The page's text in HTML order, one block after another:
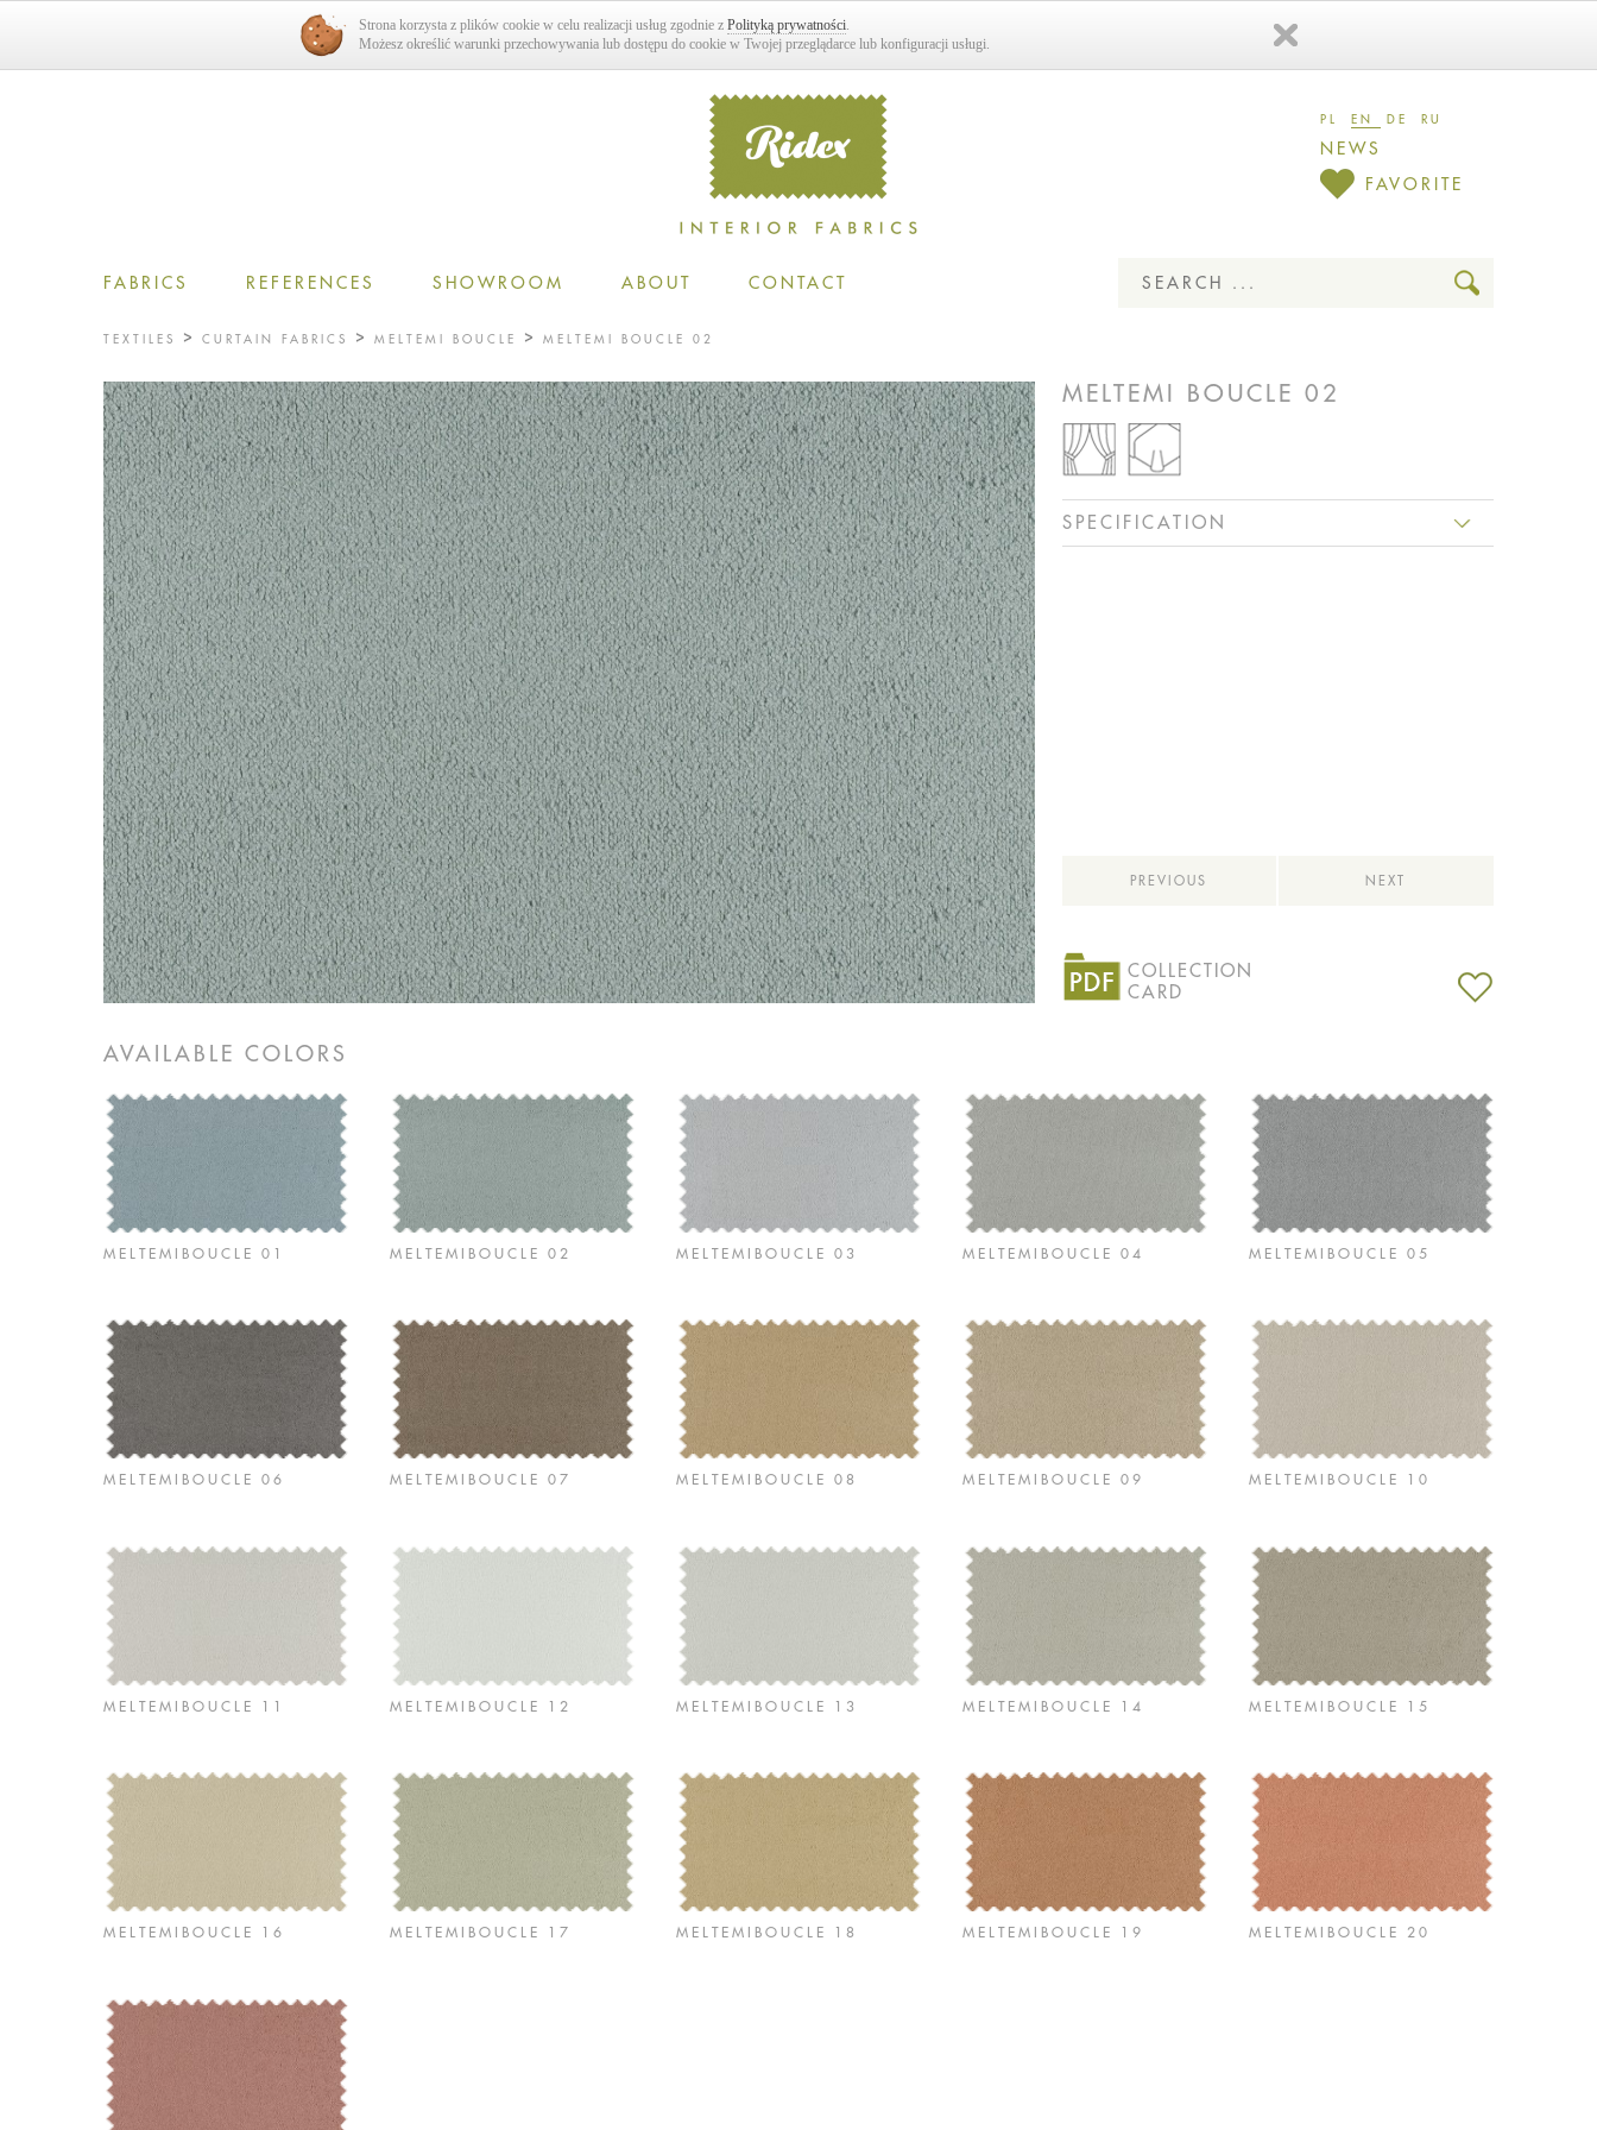
Strona korzysta z plików cookie w celu realizacji usług zgodnie z Polityką prywatności.
Możesz określić warunki przechowywania lub dostępu do cookie w Twojej przeglądarce lub konfiguracji usługi.
PL EN DE RU
NEWS
FAVORITE
FABRICS
USE
SHEERS
CURTAINS
UPHOLSTERY
FLAME RETARDANT
STYLE
PLAIN & STRUCTURE
MODERN DESIGNS
CLASSIC DESIGNS
NATURAL
VELVET
BLACKOUT
WATER CLEAN
280 CM
ALL
NOVELTIES
REFERENCES
HOTEL
HISTORICAL
OTHER
SHOWROOM ABOUT
EXPLORE RIDEX
HISTORY
DOWNLOAD
CONTACT
TEXTILES CURTAIN FABRICS MELTEMI BOUCLE MELTEMI BOUCLE 02
MELTEMI BOUCLE 02
PREVIOUS NEXT
COLLECTION
CARD
SPECIFICATION
AVAILABLE COLORS
MELTEMIBOUCLE 01 MELTEMIBOUCLE 02 MELTEMIBOUCLE 03 MELTEMIBOUCLE 04 MELTEMIBOUCLE 05
MELTEMIBOUCLE 06 MELTEMIBOUCLE 07 MELTEMIBOUCLE 08 MELTEMIBOUCLE 09 MELTEMIBOUCLE 10
MELTEMIBOUCLE 11 MELTEMIBOUCLE 12 MELTEMIBOUCLE 13 MELTEMIBOUCLE 14 MELTEMIBOUCLE 15
MELTEMIBOUCLE 16 MELTEMIBOUCLE 17 MELTEMIBOUCLE 18 MELTEMIBOUCLE 19 MELTEMIBOUCLE 20